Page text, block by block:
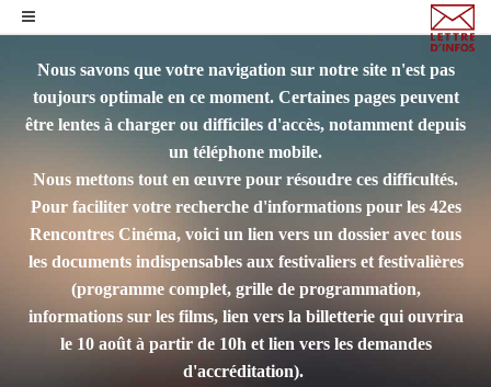
Nous savons que votre navigation sur notre site n'est pas
toujours optimale en ce moment. Certaines pages peuvent
être lentes à charger ou difficiles d'accès, notamment depuis
un téléphone mobile.
Nous mettons tout en œuvre pour résoudre ces difficultés.
Pour faciliter votre recherche d'informations pour les 42es
Rencontres Cinéma, voici un lien vers un dossier avec tous
les documents indispensables aux festivaliers et festivalières
(programme complet, grille de programmation,
informations sur les films, lien vers la billetterie qui ouvrira
le 10 août à partir de 10h et lien vers les demandes
d'accréditation).